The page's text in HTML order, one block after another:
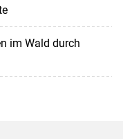
im Wald durch